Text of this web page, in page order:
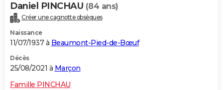
Daniel PINCHAU (84 ans)
Créer une cagnotte obsèques
Naissance
11/07/1937 à Beaumont-Pied-de-Bœuf
Décès
25/08/2021 à Marçon
Famille PINCHAU